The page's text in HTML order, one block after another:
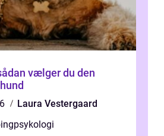
vælger du den
Laura Vestergaard